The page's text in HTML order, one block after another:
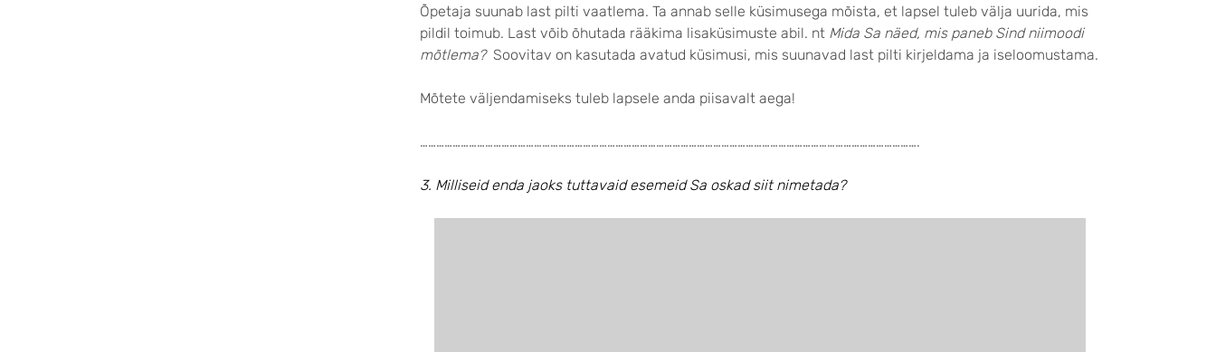
Õpetaja suunab last pilti vaatlema. Ta annab selle küsimusega mõista, et lapsel tuleb välja uurida, mis
pildil toimub. Last võib õhutada rääkima lisaküsimuste abil. nt Mida Sa näed, mis paneb Sind niimoodi
mõtlema?Soovitav on kasutada avatud küsimusi, mis suunavad last pilti kirjeldama ja iseloomustama.
Mõtete väljendamiseks tuleb lapsele anda piisavalt aega!
………………………………………………………………………………………………………………………………………………………………….
3. Milliseid enda jaoks tuttavaid esemeid Sa oskad siit nimetada?